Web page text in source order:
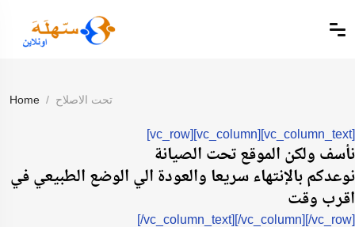
Home تحت الاصلاح
[vc_row][vc_column][vc_column_text]
نأسف ولكن الموقع تحت الصيانة
نوعدكم بالإنتهاء سريعا والعودة الي الوضع الطبيعي في
اقرب وقت
[/vc_column_text][/vc_column][/vc_row]